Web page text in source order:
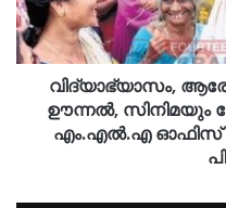
വിദ്യാഭ്യാസം,
ഊന്നൽ, സിനിമയും
എം.എൽ.എ ഓഫിസ്